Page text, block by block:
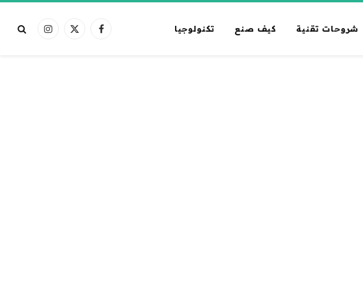
شروحات تقنية كيف صنع تكنولوجيا فيسبوكX
الانستغرام